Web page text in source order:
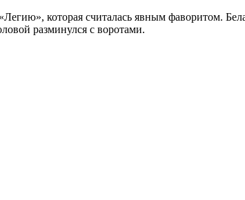
которая считалась явным фаворитом.
разминулся с воротами.